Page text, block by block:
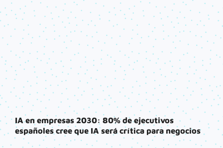
IA en empresas 2030: 80% de ejecutivos
españoles cree que IA será crítica para negocios